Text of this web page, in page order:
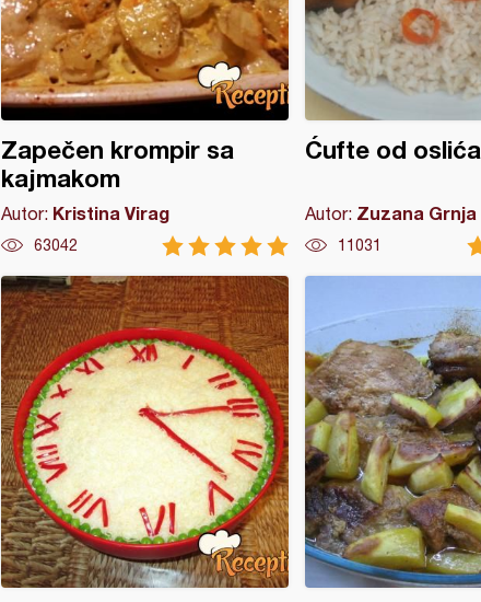
Zapečen krompir sa
kajmakom
Autor: Kristina Virag
63042
Ćufte od oslića
Autor: Zuzana Grnja
11031